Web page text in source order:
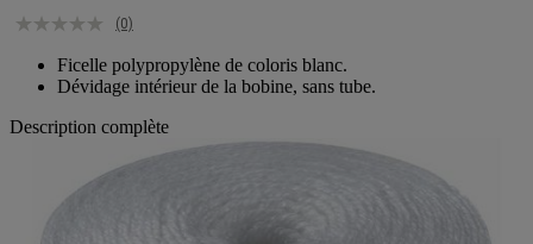
Ficelle polypropylène de coloris blanc.